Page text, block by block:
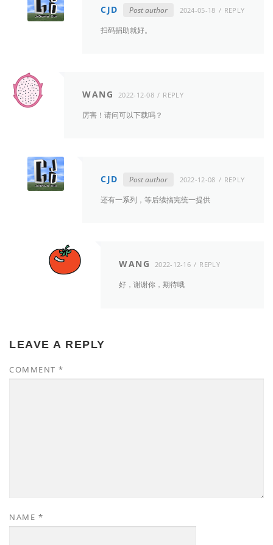
CJD Post author 2024-05-18 REPLY
扫码捐助就好。
WANG 2022-12-08 REPLY
厉害！请问可以下载吗？
CJD Post author 2022-12-08 REPLY
还有一系列，等后续搞完统一提供
WANG 2022-12-16 REPLY
好，谢谢你，期待哦
LEAVE A REPLY
COMMENT *
NAME *